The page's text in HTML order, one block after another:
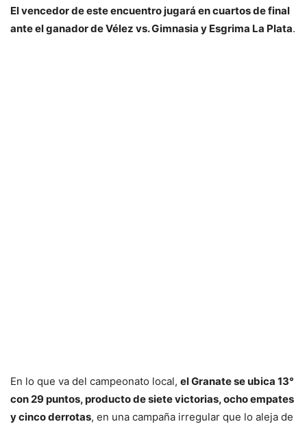
El vencedor de este encuentro jugará en cuartos de final
ante el ganador de Vélez vs. Gimnasia y Esgrima La Plata.
En lo que va del campeonato local, el Granate se ubica 13°
con 29 puntos, producto de siete victorias, ocho empates
y cinco derrotas, en una campaña irregular que lo aleja de